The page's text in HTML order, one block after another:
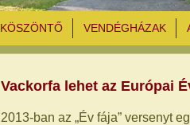
KÖSZÖNTŐ VENDÉGHÁZAK
Vackorfa lehet az Európai
2013-ban az „Év fája” versenyt